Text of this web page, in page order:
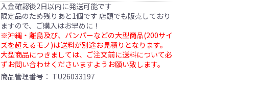
入金確認後2日以内に発送可能です
限定品のため残りあと1個です 店頭でも販売しており
ますので、ご購入はお早めに！
※沖縄・離島及び、バンパーなどの大型商品(200サイ
ズを超えるモノ)は送料が別途お見積りとなります。
大型商品につきましては、ご注文前に送料について必
ずお問い合わせくださいますようお願い致します。
商品管理番号： TU26033197